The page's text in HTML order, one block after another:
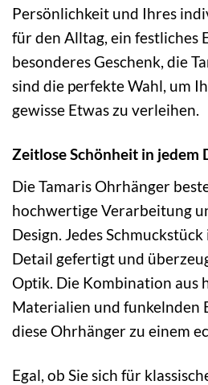
Persönlichkeit und Ihres
für den Alltag, ein festliches
besonderes Geschenk, die
sind die perfekte Wahl, um
gewisse Etwas zu verleihen.
Zeitlose Schönheit in jedem
Die Tamaris Ohrhänger
hochwertige Verarbeitung
Design. Jedes
Detail gefertigt und
Optik. Die Kombination aus
Materialien und funkelnden
diese Ohrhänger zu einem
Egal, ob Sie sich für